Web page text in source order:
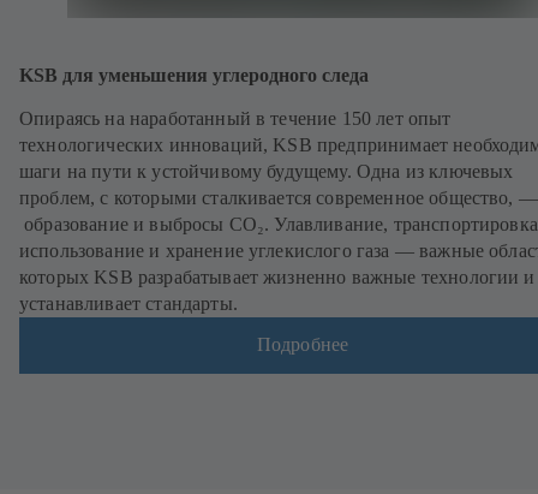
KSB для уменьшения углеродного следа
Опираясь на наработанный в течение 150 лет опыт
технологических инноваций, KSB предпринимает
шаги на пути к устойчивому будущему. Одна из ключевых
проблем, с которыми сталкивается современное общество, —
образование и выбросы CO₂. Улавливание,
использование и хранение углекислого газа — важные
которых KSB разрабатывает жизненно важные технологии и
устанавливает стандарты.
Подробнее